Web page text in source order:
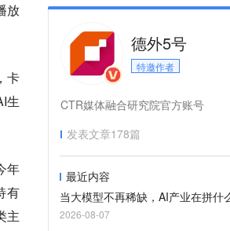
放
卡
生
年
有
主
德外5号
特邀作者
CTR媒体融合研究院官方账号
发表文章178篇
最近内容
当大模型不再稀缺，AI产业在拼什
2026-08-07